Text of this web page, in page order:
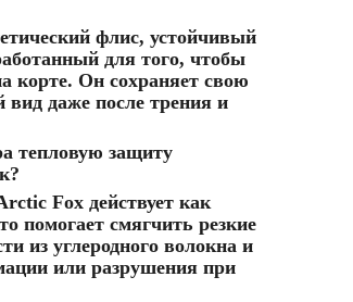
флис, устойчивый
для того, чтобы
корте. Он сохраняет свою
даже после трения и
тепловую защиту
Fox действует как
помогает смягчить резкие
из углеродного волокна и
или разрушения при